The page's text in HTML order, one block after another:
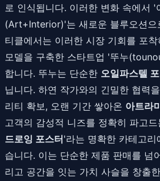
로 인식됩니다. 이러한 변화 속에서 '
(Art+Interior)'는 새로운 블루오션으
티클에서는 이러한 시장 기회를 포
모델을 구축한 스타트업 '뚜누
합니다. 뚜누는 단순한 오일파스텔
닙니다. 하연 작가와의 긴밀한 협력
리티 확보, 오랜 기간 쌓아온 아트라
고객의 감성적 니즈를 정확히 파고
드로잉 포스터'라는 명확한 카테고
습니다. 이는 단순한 제품 판매를 넘
리고 공간을 잇는 가치 사슬을 창출